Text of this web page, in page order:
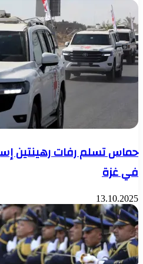
حماس تسلم رفات رهينتين
في غزة
13.10.2025